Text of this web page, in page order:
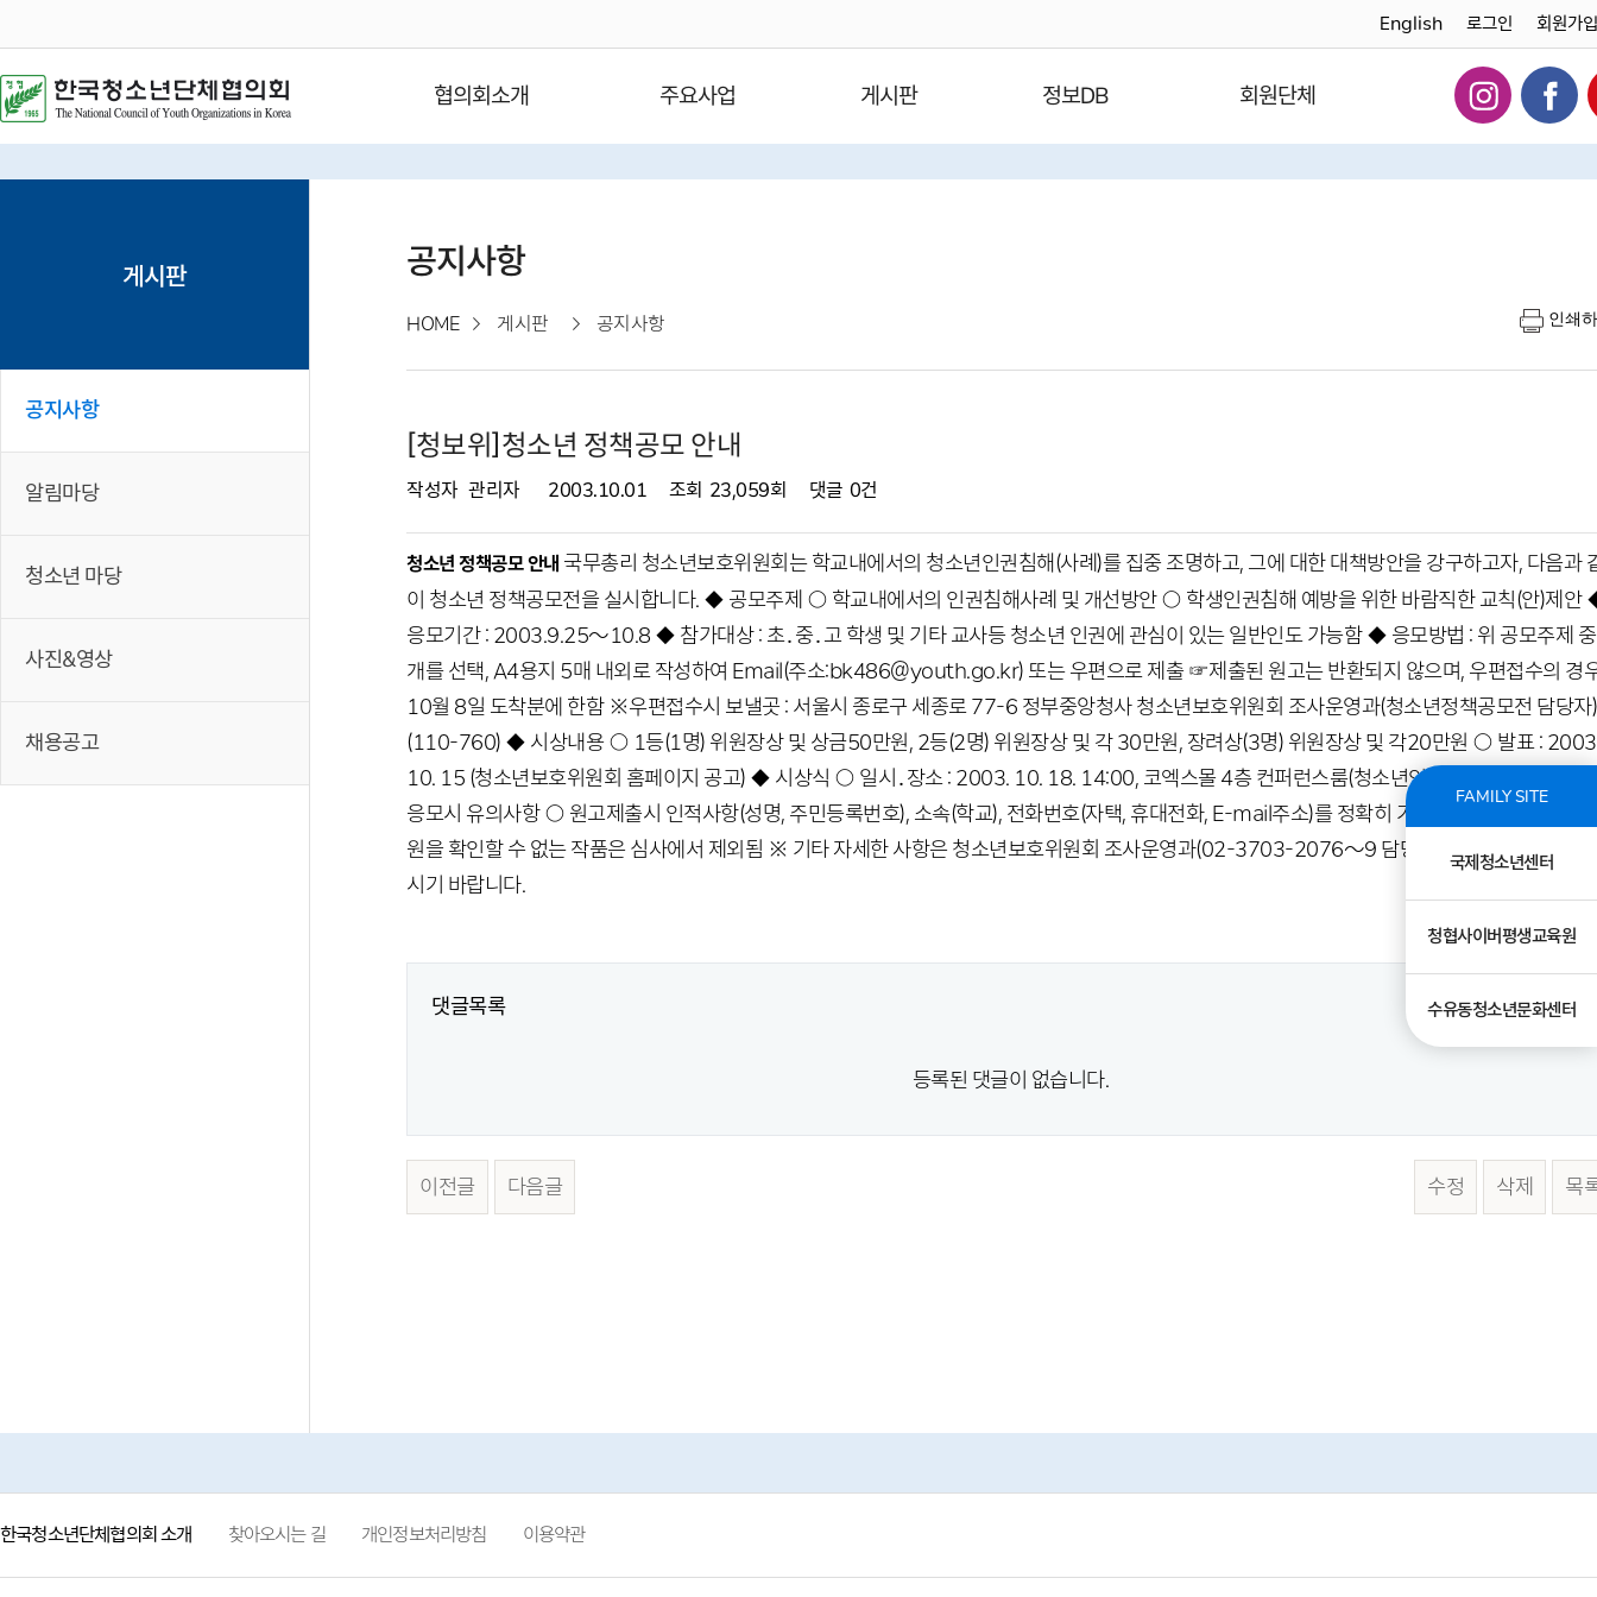
English 로그인 회원가입
협의회소개 주요사업 게시판 정보DB 회원단체
FAMILY SITE
국제청소년센터
청협사이버평생교육원
수유동청소년문화센터
게시판
공지사항
알림마당
청소년 마당
사진&영상
채용공고
공지사항
HOME 게시판 공지사항 인쇄
[청보위]청소년 정책공모 안내
작성자 관리자 2003.10.01 조회 23,059회 댓글 0건
청소년 정책공모 안내 국무총리 청소년보호위원회는 학교내에서의 청소년인권침해(사례)를 집중 조명하고, 그에 대한 대책방안을 강구하고자, 다음과
이 청소년 정책공모전을 실시합니다. ◆ 공모주제 ○ 학교내에서의 인권침해사례 및 개선방안 ○ 학생인권침해 예방을 위한 바람직한 교칙(안)제안
응모기간 : 2003.9.25～10.8 ◆ 참가대상 : 초․중․고 학생 및 기타 교사등 청소년 인권에 관심이 있는 일반인도 가능함 ◆ 응모방법 : 위 공모주제
개를 선택, A4용지 5매 내외로 작성하여 Email(주소:bk486@youth.go.kr) 또는 우편으로 제출 ☞제출된 원고는 반환되지 않으며, 우편접수의 경
10월 8일 도착분에 한함 ※우편접수시 보낼곳 : 서울시 종로구 세종로 77-6 정부중앙청사 청소년보호위원회 조사운영과(청소년정책공모전 담당자)
(110-760) ◆ 시상내용 ○ 1등(1명) 위원장상 및 상금50만원, 2등(2명) 위원장상 및 각 30만원, 장려상(3명) 위원장상 및 각20만원 ○ 발표 :
10. 15 (청소년보호위원회 홈페이지 공고) ◆ 시상식 ○ 일시․장소 : 2003. 10. 18. 14:00, 코엑스몰 4층 컨퍼런스룸(청소년인권페스티벌 행사장
응모시 유의사항 ○ 원고제출시 인적사항(성명, 주민등록번호), 소속(학교), 전화번호(자택, 휴대전화, E-mail주소)를 정확히 기재하여야 합니다. ○
원을 확인할 수 없는 작품은 심사에서 제외됨 ※ 기타 자세한 사항은 청소년보호위원회 조사운영과(02-3703-2076～9 담당자 : 이복규)로 문의해
시기 바랍니다.
댓글목록
등록된 댓글이 없습니다.
이전글 다음글 수정 삭제 목
한국청소년단체협의회 소개 찾아오시는 길 개인정보처리방침 이용약관